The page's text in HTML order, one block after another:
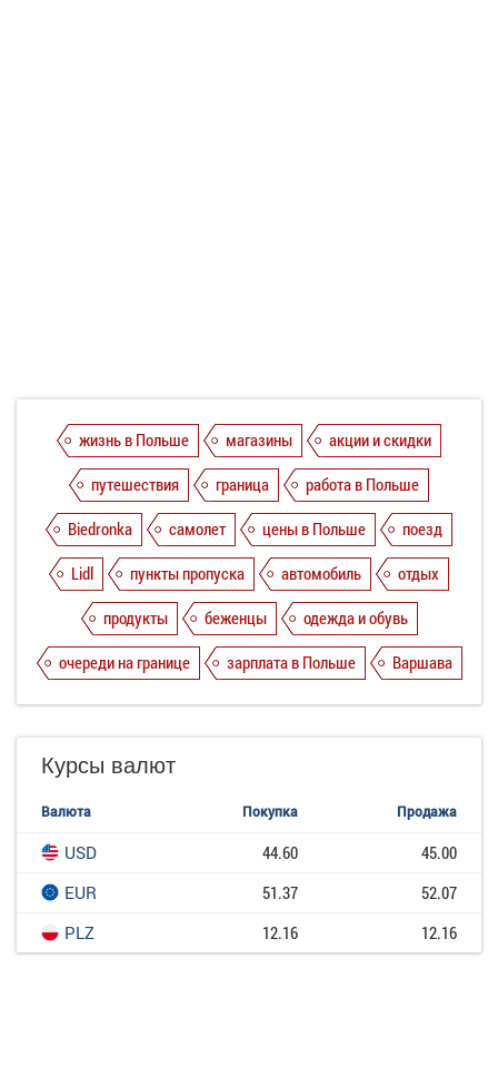
жизнь в Польше магазины
акции и скидки
путешествия
граница
работа в Польше
Biedronka
самолет цены в Польше
поезд
Lidl
пункты пропуска автомобиль
отдых
продукты
беженцы
одежда и обувь
очереди на границе
зарплата в Польше Варшава
Курсы валют
Валюта Покупка Продажа
USD 44.60
45.00
EUR
51.37
52.07
PLZ
12.16 12.16